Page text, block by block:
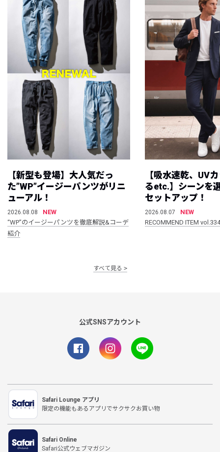
【新型も登場】大人気だっ
た”WP”イージーパンツがリニ
ューアル！
2026.08.08
NEW
“WP”のイージーパンツを徹底解説&コーデ
紹介
【吸水速乾、UV
るetc.】シーンを
セットアップ！
2026.08.07
NEW
RECOMMEND ITEM vol.334
すべて見る
公式SNSアカウント
Safari Lounge アプリ
限定の機能もあるアプリでサクサクお買い物
Safari Online
Safari公式ウェブマガジン